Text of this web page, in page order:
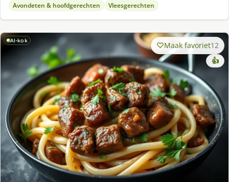
Avondeten & hoofdgerechten Vleesgerechten
AI-kok Maak favoriet12
👍